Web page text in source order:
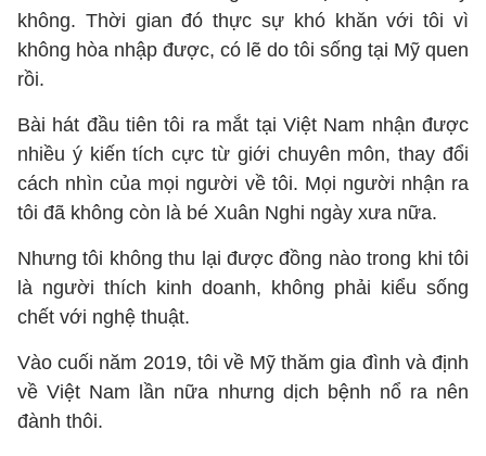
không. Thời gian đó thực sự khó khăn với tôi vì
không hòa nhập được, có lẽ do tôi sống tại Mỹ quen
rồi.
Bài hát đầu tiên tôi ra mắt tại Việt Nam nhận được
nhiều ý kiến tích cực từ giới chuyên môn, thay đổi
cách nhìn của mọi người về tôi. Mọi người nhận ra
tôi đã không còn là bé Xuân Nghi ngày xưa nữa.
Nhưng tôi không thu lại được đồng nào trong khi tôi
là người thích kinh doanh, không phải kiểu sống
chết với nghệ thuật.
Vào cuối năm 2019, tôi về Mỹ thăm gia đình và định
về Việt Nam lần nữa nhưng dịch bệnh nổ ra nên
đành thôi.